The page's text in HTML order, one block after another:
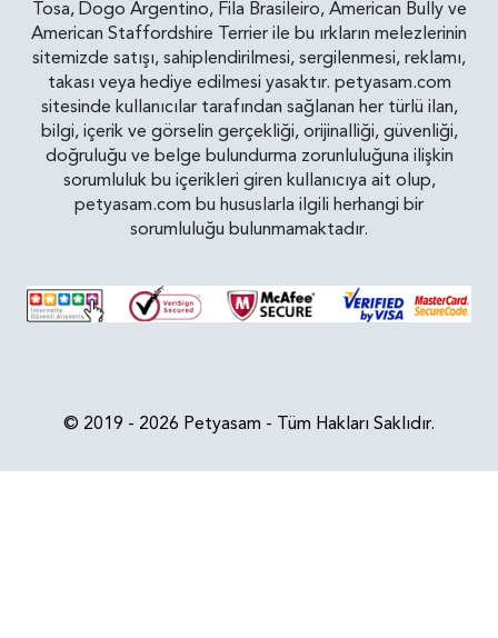
Tosa, Dogo Argentino, Fila Brasileiro, American Bully ve
American Staffordshire Terrier ile bu ırkların melezlerinin
sitemizde satışı, sahiplendirilmesi, sergilenmesi, reklamı,
takası veya hediye edilmesi yasaktır. petyasam.com
sitesinde kullanıcılar tarafından sağlanan her türlü ilan,
bilgi, içerik ve görselin gerçekliği, orijinalliği, güvenliği,
doğruluğu ve belge bulundurma zorunluluğuna ilişkin
sorumluluk bu içerikleri giren kullanıcıya ait olup,
petyasam.com bu hususlarla ilgili herhangi bir
sorumluluğu bulunmamaktadır.
© 2019 - 2026 Petyasam - Tüm Hakları Saklıdır.